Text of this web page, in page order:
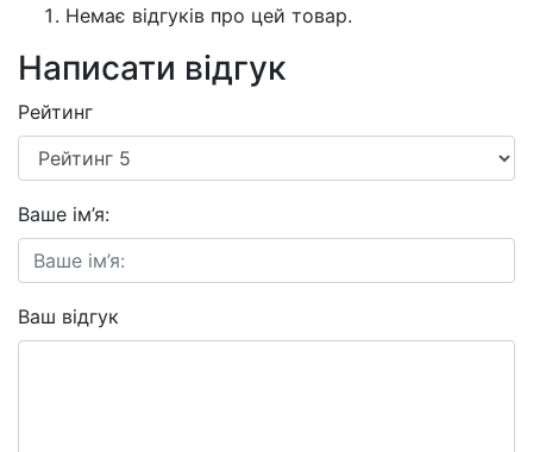
Немає відгуків про цей товар.
Написати відгук
Рейтинг
Ваше ім’я:
Ваш відгук